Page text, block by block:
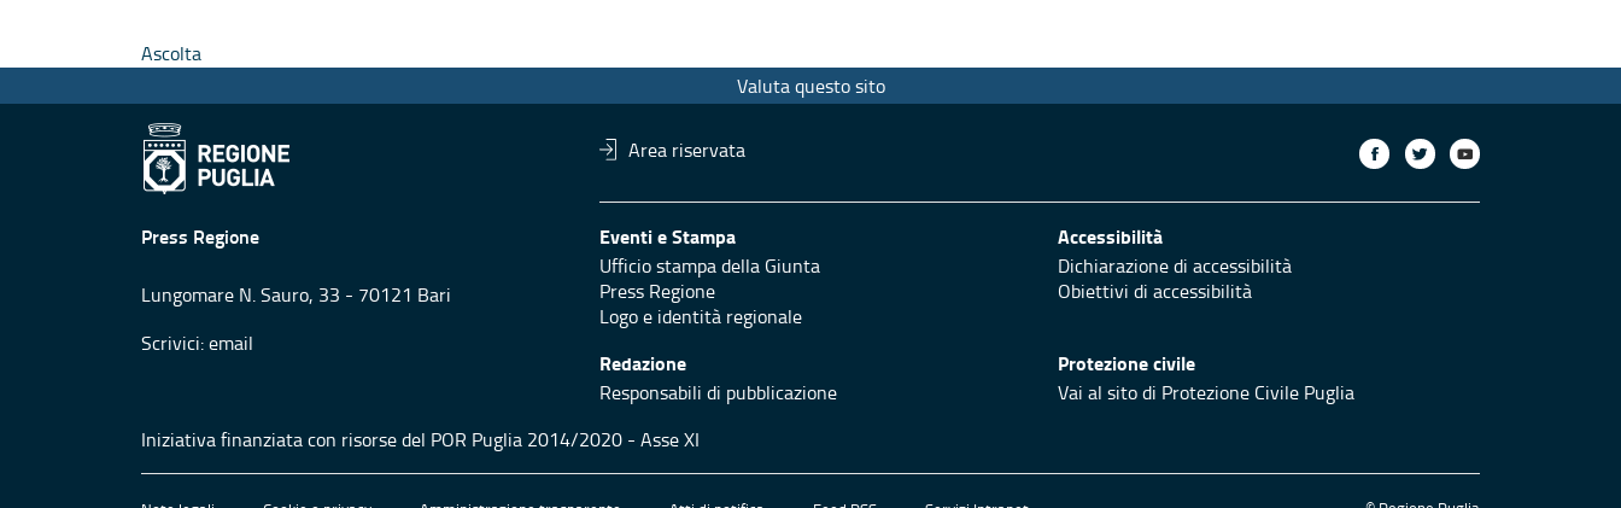
Ascolta
Valuta questo sito
Area riservata
Press Regione
Lungomare N. Sauro, 33 - 70121 Bari
Scrivici:email
Eventi e Stampa
Ufficio stampa della Giunta
Press Regione
Logo e identità regionale
Accessibilità
Dichiarazione di accessibilità
Obiettivi di accessibilità
Redazione
Responsabili di pubblicazione
Protezione civile
Vai al sito di Protezione Civile Puglia
Iniziativa finanziata con risorse del POR Puglia 2014/2020 - Asse XI